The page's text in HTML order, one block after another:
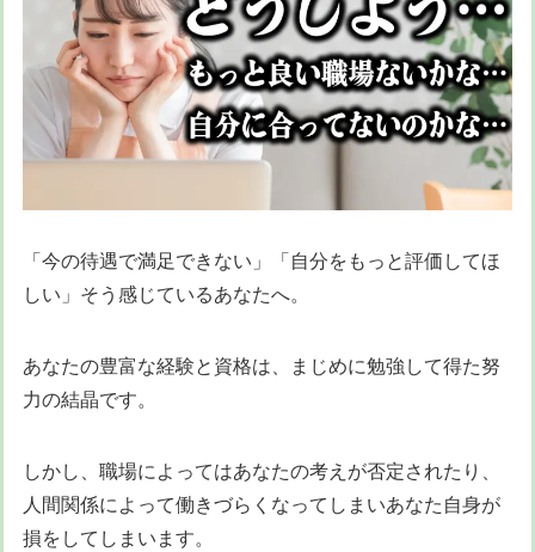
「今の待遇で満足できない」「自分をもっと評価してほ
しい」そう感じているあなたへ。
あなたの豊富な経験と資格は、まじめに勉強して得た努
力の結晶です。
しかし、職場によってはあなたの考えが否定されたり、
人間関係によって働きづらくなってしまいあなた自身が
損をしてしまいます。